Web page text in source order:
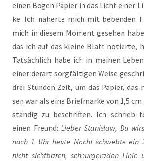
einen Bogen Papier in das Licht einer
ke. Ich näher­te mich mit beben­den
mich in die­sem Moment gese­hen
das ich auf das klei­ne Blatt notier­te,
Tat­säch­lich habe ich in mei­nen
einer der­art sorg­fäl­ti­gen Wei­se
drei Stun­den Zeit, um das Papier,
sen war als eine Brief­mar­ke von 1,5
stän­dig zu beschrif­ten. Ich schrieb
einen Freund: Lie­ber Sta­nis­law, Du
nach 1 Uhr heu­te Nacht schweb­te ein
nicht sicht­ba­ren, schnur­ge­ra­den Linie